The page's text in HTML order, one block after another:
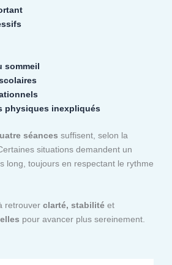
sommeil
physiques inexpliqués
séances suffisent, selon la
situations demandent un
long, toujours en respectant le rythme
retrouver clarté, stabilité et
pour avancer plus sereinement.